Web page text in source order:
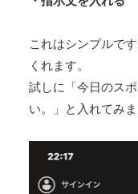
これはシンプルで
くれます。
試しに「今日のス
い。」と入れてみま